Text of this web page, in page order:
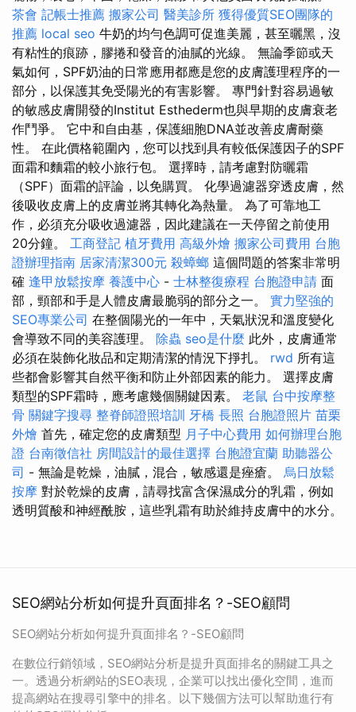
茶會 記帳士推薦 搬家公司 醫美診所 獲得優質SEO團隊的
推薦 local seo 牛奶的均勻色調可促進美麗，甚至曬黑，沒
有粘性的痕跡，膠捲和發音的油膩的光線。 無論季節或天
氣如何，SPF奶油的日常應用都應是您的皮膚護理程序的一
部分，以保護其免受陽光的有害影響。 專門針對容易過敏
的敏感皮膚開發的Institut Esthederm也與早期的皮膚衰老
作鬥爭。 它中和自由基，保護細胞DNA並改善皮膚耐藥
性。 在此價格範圍內，您可以找到具有較低保護因子的SPF
面霜和麵霜的較小旅行包。 選擇時，請考慮對防曬霜
（SPF）面霜的評論，以免購買。 化學過濾器穿透皮膚，然
後吸收皮膚上的皮膚並將其轉化為熱量。 為了可靠地工
作，必須充分吸收過濾器，因此建議在一天停留之前使用
20分鐘。 工商登記 植牙費用 高級外燴 搬家公司費用 台胞
證辦理指南 居家清潔300元 殺蟑螂 這個問題的答案非常明
確 逢甲放鬆按摩 養護中心 - 士林整復療程 台胞證申請 面
部，頸部和手是人體皮膚最脆弱的部分之一。 實力堅強的
SEO專業公司 在整個陽光的一年中，天氣狀況和溫度變化
會導致不同的美容護理。 除蟲 seo是什麼 此外，皮膚通常
必須在裝飾化妝品和定期清潔的情況下掙扎。 rwd 所有這
些都會影響其自然平衡和防止外部因素的能力。 選擇皮膚
類型的SPF霜時，應考慮幾個關鍵因素。 老鼠 台中按摩整
骨 關鍵字搜尋 整脊師證照培訓 牙橋 長照 台胞證照片 苗栗
外燴 首先，確定您的皮膚類型 月子中心費用 如何辦理台胞
證 台南徵信社 房間設計的最佳選擇 台胞證宜蘭 助聽器公
司 - 無論是乾燥，油膩，混合，敏感還是痤瘡。 烏日放鬆
按摩 對於乾燥的皮膚，請尋找富含保濕成分的乳霜，例如
透明質酸和神經酰胺，這些乳霜有助於維持皮膚中的水分。
SEO網站分析如何提升頁面排名？-SEO顧問
SEO網站分析如何提升頁面排名？-SEO顧問
在數位行銷領域，SEO網站分析是提升頁面排名的關鍵工具之
一。透過分析網站的SEO表現，企業可以找出優化空間，進而
提高網站在搜尋引擎中的排名。以下幾個方法可以幫助進行有